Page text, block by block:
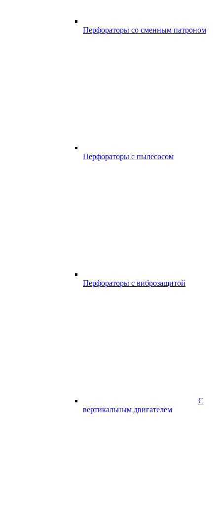
Перфораторы со сменным патроном
Перфораторы с пылесосом
Перфораторы с виброзащитой
С
вертикальным двигателем